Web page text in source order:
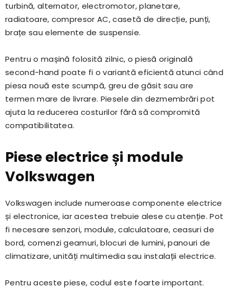
turbină, alternator, electromotor, planetare,
radiatoare, compresor AC, casetă de direcție, punți,
brațe sau elemente de suspensie.
Pentru o mașină folosită zilnic, o piesă originală
second-hand poate fi o variantă eficientă atunci când
piesa nouă este scumpă, greu de găsit sau are
termen mare de livrare. Piesele din dezmembrări pot
ajuta la reducerea costurilor fără să compromită
compatibilitatea.
Piese electrice și module
Volkswagen
Volkswagen include numeroase componente electrice
și electronice, iar acestea trebuie alese cu atenție. Pot
fi necesare senzori, module, calculatoare, ceasuri de
bord, comenzi geamuri, blocuri de lumini, panouri de
climatizare, unități multimedia sau instalații electrice.
Pentru aceste piese, codul este foarte important.